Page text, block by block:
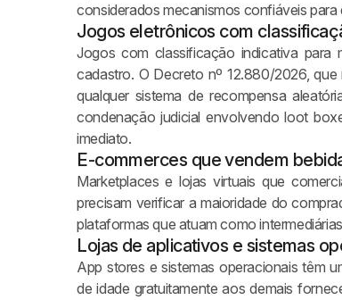
considerados mecanismos confiáveis
Jogos eletrônicos com
Jogos com classificação indicativa para
cadastro. O Decreto nº 12.880/2026,
qualquer sistema de recompensa
condenação judicial envolvendo loot
imediato.
E-commerces que vendem
Marketplaces e lojas virtuais que
precisam verificar a maioridade do
plataformas que atuam como
Lojas de aplicativos e sistemas
App stores e sistemas operacionais têm
de idade gratuitamente aos demais